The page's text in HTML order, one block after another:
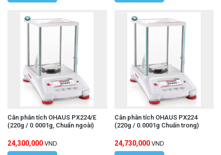
Cân phân tích OHAUS PX224/E
(220g / 0.0001g, Chuẩn ngoài)
24,300,000 VND
Cân phân tích OHAUS PX224
(220g / 0.0001g Chuấn trong)
24,730,000 VND